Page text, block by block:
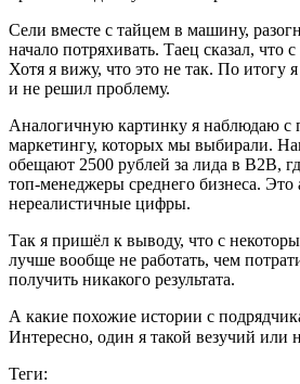
Сели вместе с тайцем в машину,
начало потряхивать. Таец сказал, что
Хотя я вижу, что это не так. По итогу
и не решил проблему.
Аналогичную картинку я наблюдаю с
маркетингу, которых мы выбирали.
обещают 2500 рублей за лида в B2B,
топ-менеджеры среднего бизнеса. Это
нереалистичные цифры.
Так я пришёл к выводу, что с
лучше вообще не работать, чем
получить никакого результата.
А какие похожие истории с
Интересно, один я такой везучий или
Теги: